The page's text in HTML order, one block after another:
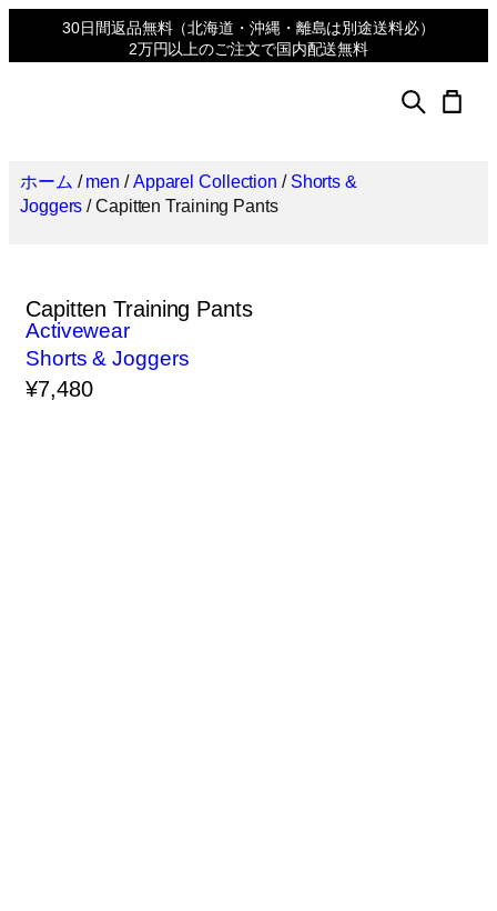
30日間返品無料（北海道・沖縄・離島は別途送料必）
2万円以上のご注文で国内配送無料
ホーム /men /Apparel Collection / Shorts &
Joggers / Capitten Training Pants
Capitten Training Pants
Activewear
Shorts & Joggers
¥7,480